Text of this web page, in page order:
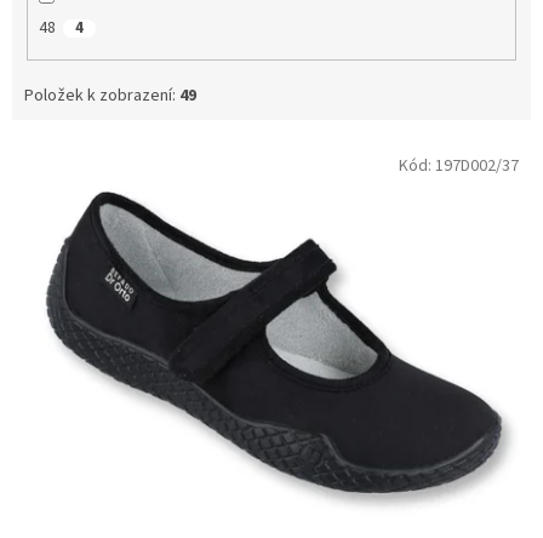
48 4
Položek k zobrazení: 49
Kód: 197D002/37